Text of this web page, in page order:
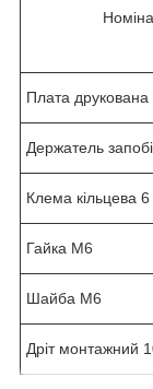
Плата друкована
Держатель
Клема кільцева
Гайка М6
Шайба М6
Дріт монтажний